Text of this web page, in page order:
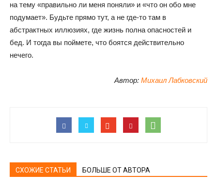
на тему «правильно ли меня поняли» и «что он обо мне
подумает». Будьте прямо тут, а не где-то там в
абстрактных иллюзиях, где жизнь полна опасностей и
бед. И тогда вы поймете, что боятся действительно
нечего.
Автор: Михаил Лабковский
СХОЖИЕ СТАТЬИ БОЛЬШЕ ОТ АВТОРА